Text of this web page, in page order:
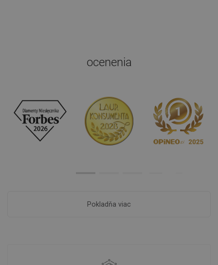
ocenenia
Pokladňa viac